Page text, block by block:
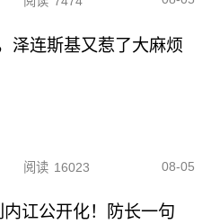
泽连斯基又惹了大麻烦
阅读 16023 08-05
内讧公开化！防长一句